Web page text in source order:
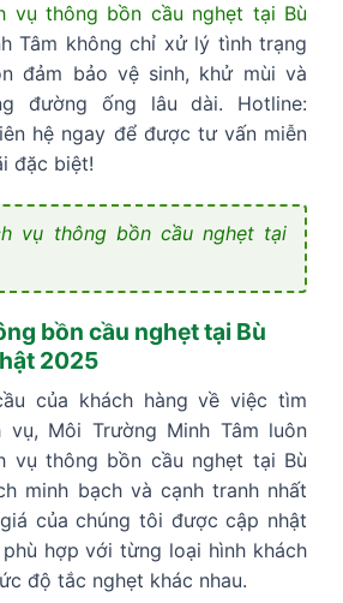
vụ thông bồn cầu nghẹt tại Bù
Tâm không chỉ xử lý tình trạng
đảm bảo vệ sinh, khử mùi và
đường ống lâu dài. Hotline:
hệ ngay để được tư vấn miễn
đặc biệt!
vụ thông bồn cầu nghẹt tại
bồn cầu nghẹt tại Bù
2025
của khách hàng về việc tìm
Môi Trường Minh Tâm luôn
vụ thông bồn cầu nghẹt tại Bù
minh bạch và cạnh tranh nhất
của chúng tôi được cập nhật
hợp với từng loại hình khách
độ tắc nghẹt khác nhau.